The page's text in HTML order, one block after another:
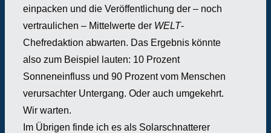
einpacken und die Veröffentlichung der – noch
vertraulichen – Mittelwerte der WELT-
Chefredaktion abwarten. Das Ergebnis könnte
also zum Beispiel lauten: 10 Prozent
Sonneneinfluss und 90 Prozent vom Menschen
verursachter Untergang. Oder auch umgekehrt.
Wir warten.
Im Übrigen finde ich es als Solarschnatterer